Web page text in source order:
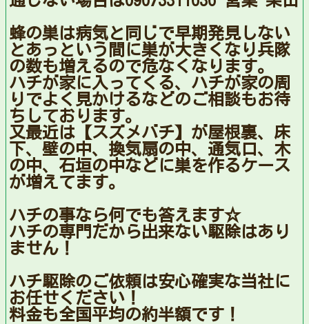
蜂の巣は病気と同じで早期発見しない
とあっという間に巣が大きくなり兵隊
の数も増えるので危なくなります。
ハチが家に入ってくる、ハチが家の周
りでよく見かけるなどのご相談もお待
ちしております。
又最近は【スズメバチ】が屋根裏、床
下、壁の中、換気扇の中、通気口、木
の中、石垣の中などに巣を作るケース
が増えてます。
ハチの事なら何でも答えます☆
ハチの専門だから出来ない駆除はあり
ません！
ハチ駆除のご依頼は安心確実な当社に
お任せください！
料金も全国平均の約半額です！